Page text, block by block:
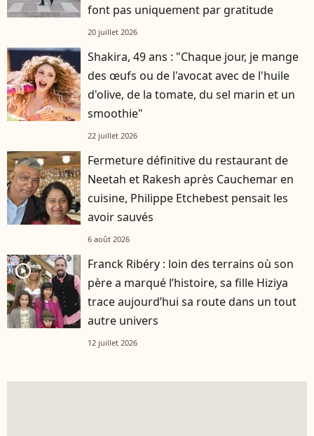
font pas uniquement par gratitude
20 juillet 2026
Shakira, 49 ans : "Chaque jour, je mange
des œufs ou de l'avocat avec de l'huile
d'olive, de la tomate, du sel marin et un
smoothie"
22 juillet 2026
Fermeture définitive du restaurant de
Neetah et Rakesh après Cauchemar en
cuisine, Philippe Etchebest pensait les
avoir sauvés
6 août 2026
player2
Franck Ribéry : loin des terrains où son
père a marqué l’histoire, sa fille Hiziya
trace aujourd’hui sa route dans un tout
autre univers
12 juillet 2026